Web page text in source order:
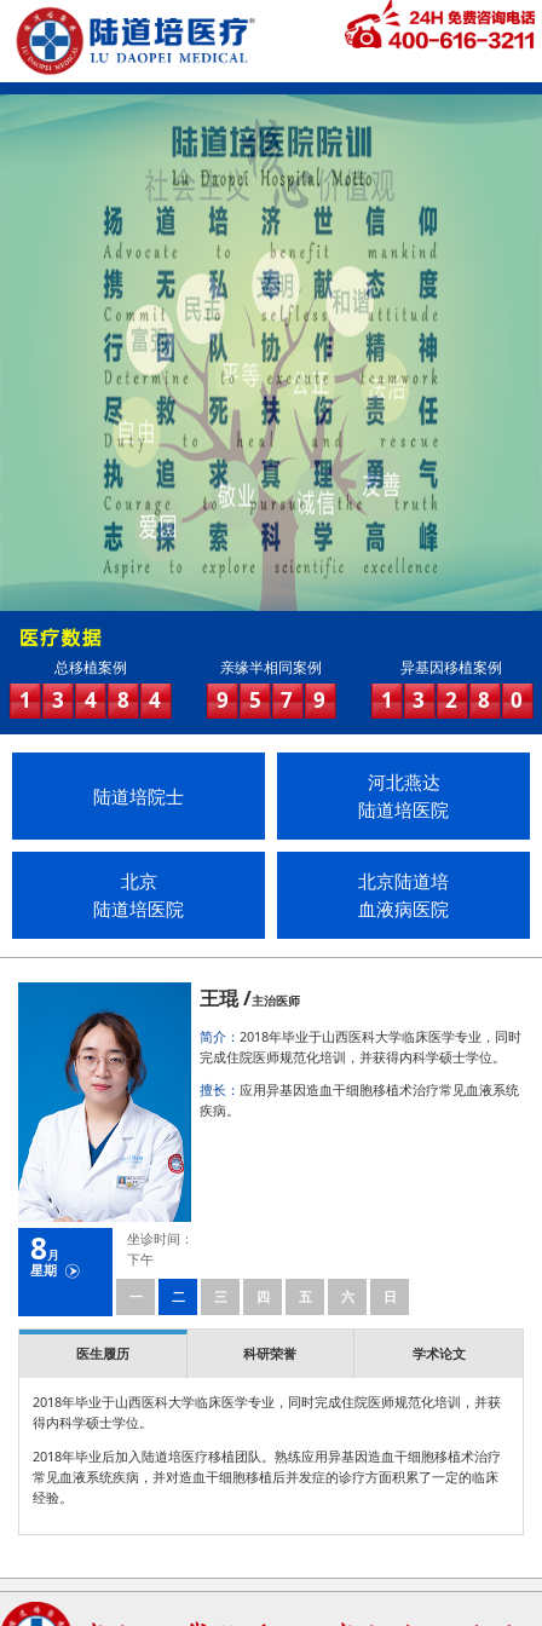
总移植案例
1 3 4 8 4
亲缘半相同案例
9 5 7 9
异基因移植案例
1 3 2 8 0
陆道培院士
河北燕达
陆道培医院
北京
陆道培医院
北京陆道培
血液病医院
王琨 /主治医师
简介：2018年毕业于山西医科大学临床医学专业，同时
完成住院医师规范化培训，并获得内科学硕士学位。
擅长：应用异基因造血干细胞移植术治疗常见血液系统
疾病。
8月
星期
一
二 三 四 五 六 日
坐诊时间：
下午
医生履历 科研荣誉 学术论文
2018年毕业于山西医科大学临床医学专业，同时完成住院医师规范化培训，并获
得内科学硕士学位。
2018年毕业后加入陆道培医疗移植团队。熟练应用异基因造血干细胞移植术治疗
常见血液系统疾病，并对造血干细胞移植后并发症的诊疗方面积累了一定的临床
经验。